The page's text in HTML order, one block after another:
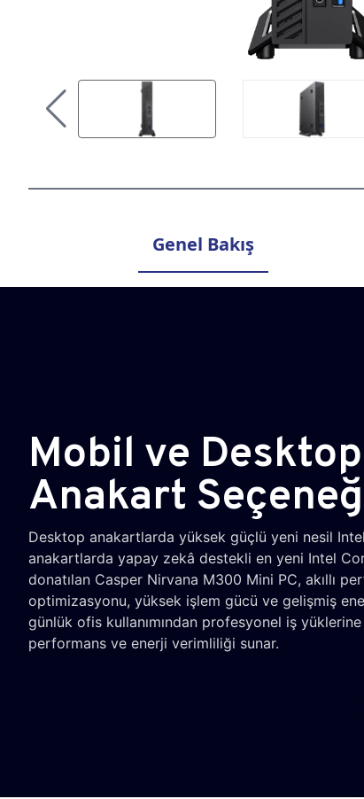
Genel Bakış
Mobil ve Desktop
Anakart
Desktop anakartlarda yüksek güçlü yeni nesil
anakartlarda yapay zekâ destekli en yeni Intel
donatılan Casper Nirvana M300 Mini PC, akıllı
optimizasyonu, yüksek işlem gücü ve gelişmiş
günlük ofis kullanımından profesyonel iş
performans ve enerji verimliliği sunar.